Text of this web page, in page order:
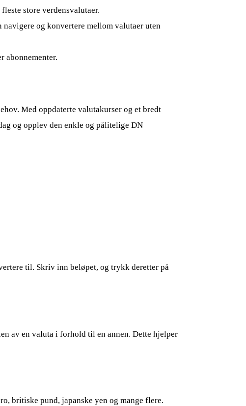
store verdensvalutaer.
og konvertere mellom valutaer uten
abonnementer.
Med oppdaterte valutakurser og et bredt
og opplev den enkle og pålitelige DN
til. Skriv inn beløpet, og trykk deretter på
av en valuta i forhold til en annen. Dette hjelper
britiske pund, japanske yen og mange flere.